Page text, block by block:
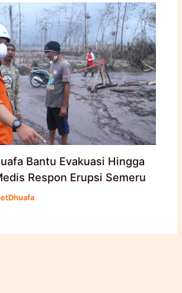
Bantu Evakuasi Hingga
Respon Erupsi Semeru